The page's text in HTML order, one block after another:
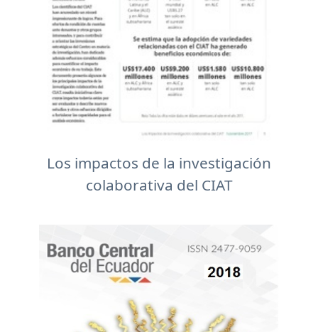
Los impactos de la investigación
colaborativa del CIAT